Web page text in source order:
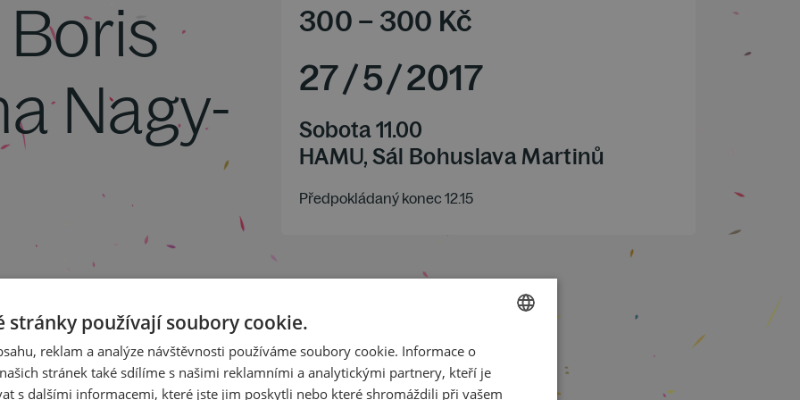
Nagy-
300 – 300 Kč
27/5/2017
Sobota 11.00
HAMU, Sál Bohuslava Martinů
Předpokládaný konec 12.15
ENGLISH
stránky používají soubory cookie.
reklam a analýze návštěvnosti používáme soubory cookie. Informace o
stránek také sdílíme s našimi reklamními a analytickými partnery, kteří je
s dalšími informacemi, které jste jim poskytli nebo které shromáždili při vašem